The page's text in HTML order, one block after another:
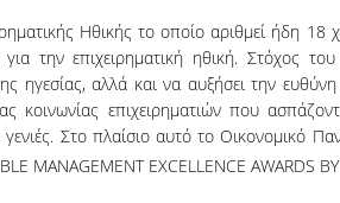
Ηθικής το οποίο αριθμεί ήδη
την επιχειρηματική ηθική. Στόχος
ηγεσίας, αλλά και να αυξήσει την
κοινωνίας επιχειρηματιών που
Στο πλαίσιο αυτό το Οικονομικό
MANAGEMENT EXCELLENCE AWARDS